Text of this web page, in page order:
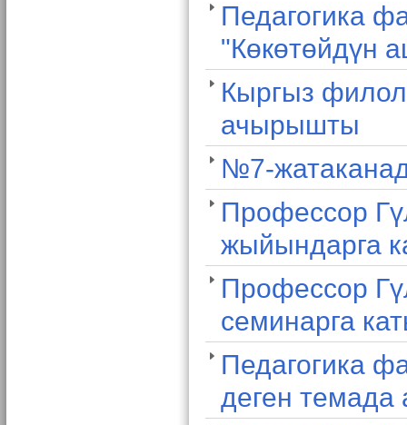
Педагогика
"Көкөтөйдүн
Кыргыз
ачырышты
№7-
Профессор
жыйындарга
Профессор
семинарга
Педагогика
деген темада